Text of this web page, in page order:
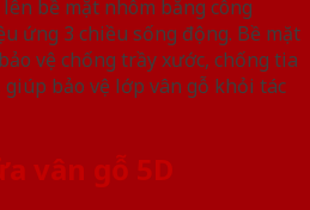
bề mặt nhôm bằng công
ứng 3 chiều sống động. Bề mặt
vệ chống trầy xước, chống tia
bảo vệ lớp vân gỗ khỏi tác
vân gỗ 5D